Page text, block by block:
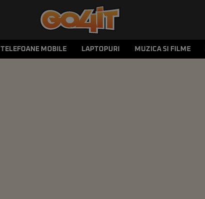
TELEFOANE MOBILE LAPTOPURI MUZICA SI FILME